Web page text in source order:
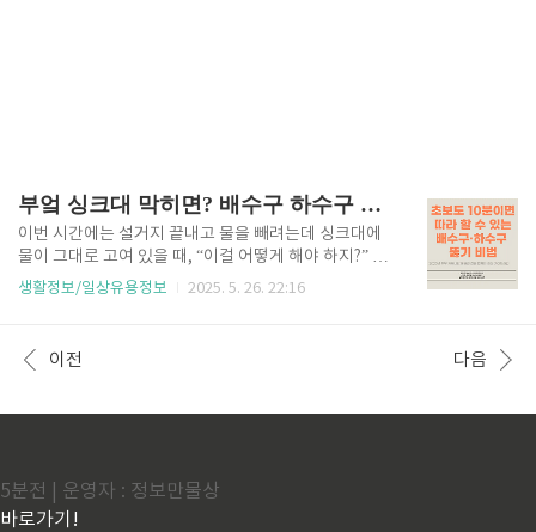
부엌 싱크대 막히면? 배수구 하수구 막혔을때 쉽게 뚫는방법!
이번 시간에는 설거지 끝내고 물을 빼려는데 싱크대에
물이 그대로 고여 있을 때, “이걸 어떻게 해야 하지?” 당
황했던 경험을 함께 해결해 보려 해요.2025년 주부 커
비법을 단계별로 정리했으니, 급할 때 바로 꺼내 써 보
세요. 1. 싱크대가 막히는 주요 원인 1) 음식물 찌꺼기·
에서 굳어 배관 벽에 달라붙어요. 2) 세제 찌꺼기·비눗
수 파이프는 석회질이, 오래된 메탈 파이프는 녹분이 쌓
여 안쪽 지름이 좁아져요. 2. 막힘 단계별..
생활정보/일상유용정보 2025. 5. 26. 22:16
이전 다음
5분전 | 운영자 : 정보만물상
바로가기!